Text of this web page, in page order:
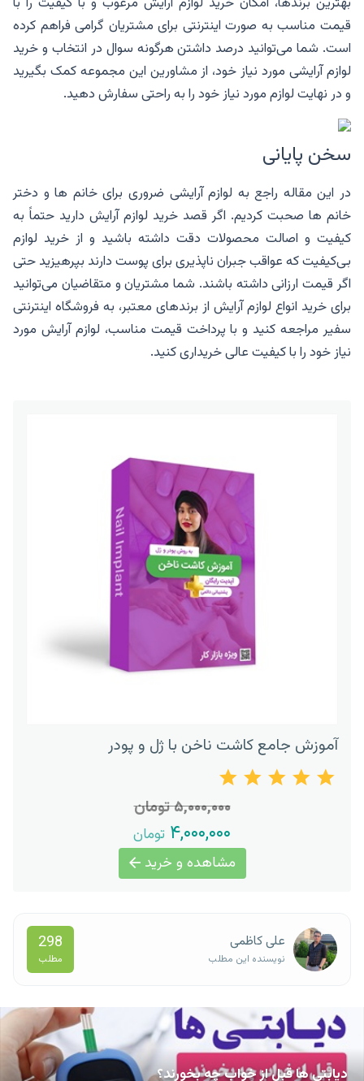
قیمت مناسب به صورت اینترنتی برای مشتریان گرامی فراهم کرده
است. شما می‌توانید درصد داشتن هرگونه سوال در انتخاب و خرید
لوازم آرایشی مورد نیاز خود، از مشاورین این مجموعه کمک بگیرید
و در نهایت لوازم مورد نیاز خود را به راحتی سفارش دهید.
سخن پایانی
در این مقاله راجع به لوازم آرایشی ضروری برای خانم ها و دختر
خانم ها صحبت کردیم. اگر قصد خرید لوازم آرایش دارید حتماً به
کیفیت و اصالت محصولات دقت داشته باشید و از خرید لوازم
بی‌کیفیت که عواقب جبران ناپذیری برای پوست دارند بپرهیزید حتی
اگر قیمت ارزانی داشته باشند. شما مشتریان و متقاضیان می‌توانید
برای خرید انواع لوازم آرایش از برندهای معتبر، به فروشگاه اینترنتی
سفیر مراجعه کنید و با پرداخت قیمت مناسب، لوازم آرایش مورد
نیاز خود را با کیفیت عالی خریداری کنید.
آموزش جامع کاشت ناخن با ژل و پودر
۵,۰۰۰,۰۰۰ تومان
۴,۰۰۰,۰۰۰ تومان
مشاهده و خرید
علی کاظمی
نویسنده این مطلب
298
مطلب
دیابتی ها قبل از خواب چه بخورند؟